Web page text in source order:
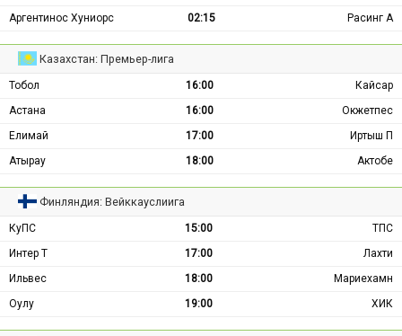
Аргентинос Хуниорс
02:15 Расинг А
Казахстан: Премьер-лига
Тобол 16:00
Кайсар
Астана
16:00
Окжетпес
Елимай
17:00
Иртыш П
Атырау
18:00 Актобе
Финляндия: Вейккауслиига
КуПС 15:00
ТПС
Интер Т
17:00
Лахти
Ильвес
18:00
Мариехамн
Оулу
19:00 ХИК